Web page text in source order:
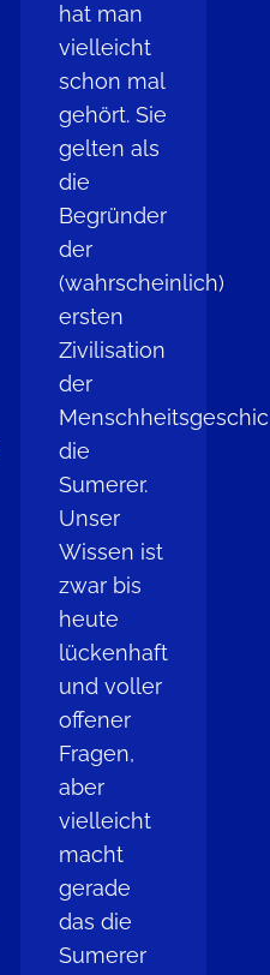
hat man
vielleicht
schon mal
gehört. Sie
gelten als
die
Begründer
der
(wahrscheinlich)
ersten
Zivilisation
der
die
Sumerer.
Unser
Wissen ist
zwar bis
heute
lückenhaft
und voller
offener
Fragen,
aber
vielleicht
macht
gerade
das die
Sumerer